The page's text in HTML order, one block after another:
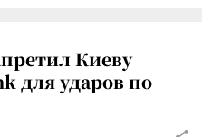
Киеву
для ударов по